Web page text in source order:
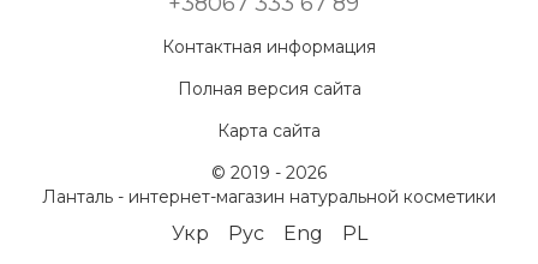
Контактная информация
Полная версия сайта
Карта сайта
© 2019 - 2026
Ланталь - интернет-магазин натуральной косметики
Укр Рус Eng PL